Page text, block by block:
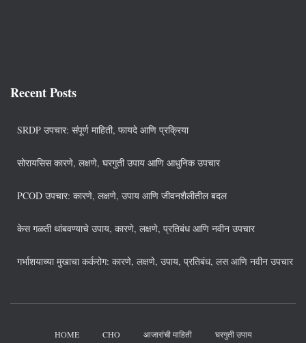
Recent Posts
SRDP उपचार: संपूर्ण माहिती, फायदे आणि प्रक्रिया
सोरायसिस कारणे, लक्षणे, घरगुती उपाय आणि आधुनिक उपचार
PCOD उपचार: कारणे, लक्षणे, उपाय आणि जीवनशैलीतील बदल
केस गळती थांबवण्याचे उपाय, कारणे, लक्षणे, प्रतिबंध आणि नवीन उपचार
गर्भाशयाच्या मुखाचा कर्करोग: कारणे, लक्षणे, उपाय, प्रतिबंध, लस आणि नवीन उपचार
HOME CHO आजारांची माहिती घरगुती उपाय